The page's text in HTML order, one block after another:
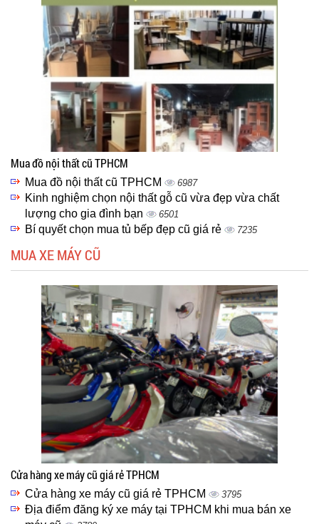
Mua đồ nội thất cũ TPHCM
Mua đồ nội thất cũ TPHCM 6987
Kinh nghiệm chọn nội thất gỗ cũ vừa đẹp vừa chất
lượng cho gia đình bạn
6501
Bí quyết chọn mua tủ bếp đẹp cũ giá rẻ 7235
MUA XE MÁY CŨ
Cửa hàng xe máy cũ giá rẻ TPHCM
Cửa hàng xe máy cũ giá rẻ TPHCM 3795
Địa điểm đăng ký xe máy tại TPHCM khi mua bán xe